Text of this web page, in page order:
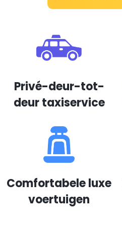
Privé-deur-tot-
deur taxiservice
Comfortabele luxe
voertuigen